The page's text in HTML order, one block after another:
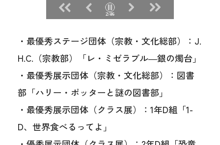
2/46
・最優秀ステージ団体（宗教・文化総部）：J.
H.C.（宗教部）「レ・ミゼラブル―銀の燭台」
・最優秀展示団体（宗教・文化総部）：図書
部「ハリー・ポッターと謎の図書部」
・最優秀展示団体（クラス展）：1年D組「1-
D、世界食べるってよ」